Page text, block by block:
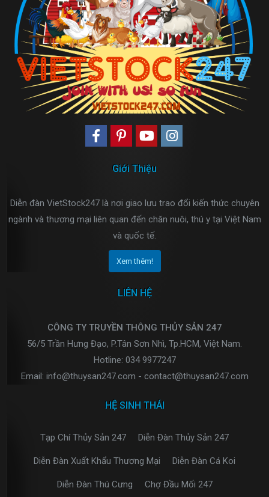
Giới Thiệu
Diễn đàn VietStock247 là nơi giao lưu trao đổi kiến thức chuyên
ngành và thương mại liên quan đến chăn nuôi, thú y tại Việt Nam
và quốc tế.
Xem thêm!
LIÊN HỆ
CÔNG TY TRUYỀN THÔNG THỦY SẢN 247
56/5 Trần Hưng Đạo, P.Tân Sơn Nhì, Tp.HCM, Việt Nam.
Hotline: 034 9977247
Email: info@thuysan247.com - contact@thuysan247.com
HỆ SINH THÁI
Tạp Chí Thủy Sản 247 Diễn Đàn Thủy Sản 247
Diễn Đàn Xuất Khẩu Thương Mại Diễn Đàn Cá Koi
Diễn Đàn Thú Cưng Chợ Đầu Mối 247